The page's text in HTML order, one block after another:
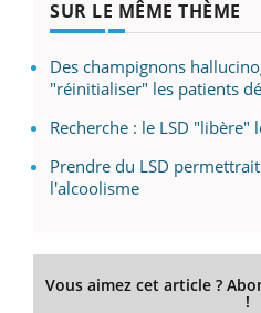
SUR LE MÊME THÈME
Des champignons
"réinitialiser" les patients
Recherche : le LSD "libère"
Prendre du LSD
l'alcoolisme
Vous aimez cet article ?
!